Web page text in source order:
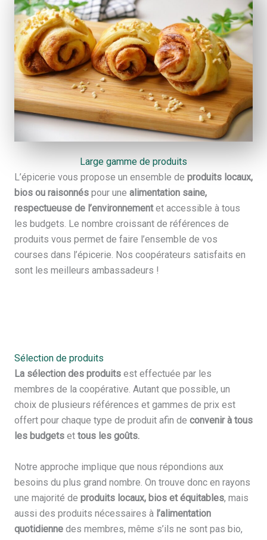
Large gamme de produits
L’épicerie vous propose un ensemble de produits locaux,
bios ou raisonnés pour une alimentation saine,
respectueuse de l’environnementet accessible à tous
les budgets. Le nombre croissant de références de
produits vous permet de faire l’ensemble de vos
courses dans l’épicerie. Nos coopérateurs satisfaits en
sont les meilleurs ambassadeurs !
Sélection de produits
La sélection des produits est effectuée par les
membres de la coopérative. Autant que possible, un
choix de plusieurs références et gammes de prix est
offert pour chaque type de produit afin de convenir à tous
les budgets et tous les goûts.
Notre approche implique que nous répondions aux
besoins du plus grand nombre. On trouve donc en rayons
une majorité de produits locaux, bios et équitables, mais
aussi des produits nécessaires à l’alimentation
quotidienne des membres, même s’ils ne sont pas bio,